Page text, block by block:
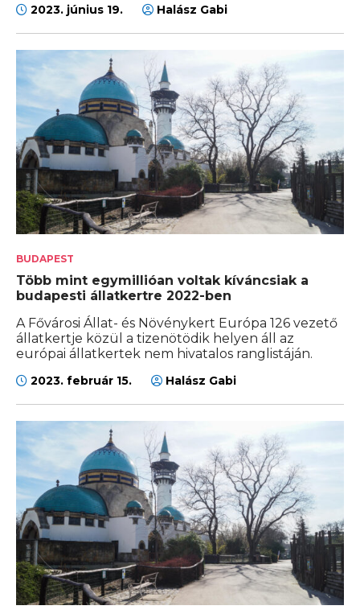
2023. június 19. Halász Gabi
BUDAPEST
Több mint egymillióan voltak kíváncsiak a
budapesti állatkertre 2022-ben
A Fővárosi Állat- és Növénykert Európa 126 vezető
állatkertje közül a tizenötödik helyen áll az
európai állatkertek nem hivatalos ranglistáján.
2023. február 15. Halász Gabi